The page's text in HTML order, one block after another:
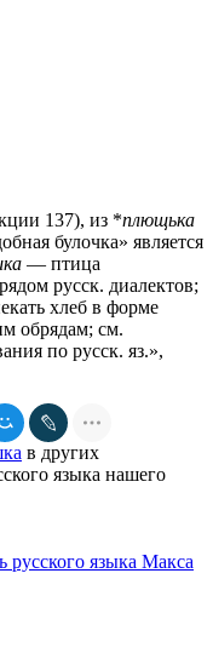
137), из *плющька
булочка» является
— птица
русск. диалектов;
хлеб в форме
обрядам; см.
по русск. яз.»,
в других
языка нашего
русского языка Макса